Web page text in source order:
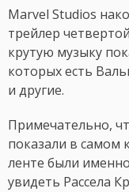
Marvel Studios
трейлер
крутую музыку
которых есть
и другие.
Примечательно,
показали в самом
ленте были
увидеть Рассела